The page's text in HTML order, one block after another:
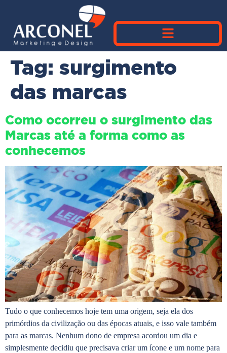
Tag: surgimento
das marcas
Como ocorreu o surgimento das
Marcas até a forma como as
conhecemos
Tudo o que conhecemos hoje tem uma origem, seja ela dos
primórdios da civilização ou das épocas atuais, e isso vale também
para as marcas. Nenhum dono de empresa acordou um dia e
simplesmente decidiu que precisava criar um ícone e um nome para